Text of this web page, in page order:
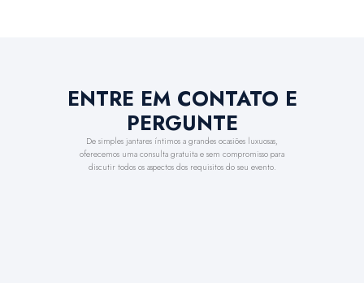
ENTRE EM CONTATO E
PERGUNTE
De simples jantares íntimos a grandes ocasiões luxuosas,
oferecemos uma consulta gratuita e sem compromisso para
discutir todos os aspectos dos requisitos do seu evento.